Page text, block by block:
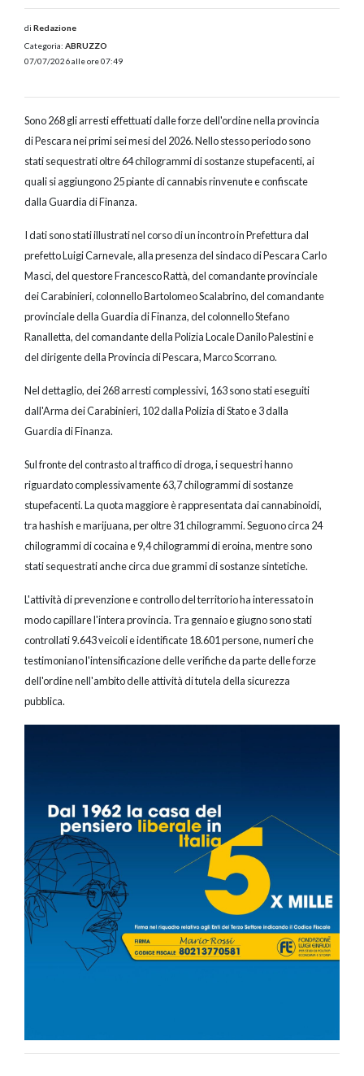
di Redazione
Categoria: ABRUZZO
07/07/2026 alle ore 07:49
Sono 268 gli arresti effettuati dalle forze dell'ordine nella provincia
di Pescara nei primi sei mesi del 2026. Nello stesso periodo sono
stati sequestrati oltre 64 chilogrammi di sostanze stupefacenti, ai
quali si aggiungono 25 piante di cannabis rinvenute e confiscate
dalla Guardia di Finanza.
I dati sono stati illustrati nel corso di un incontro in Prefettura dal
prefetto Luigi Carnevale, alla presenza del sindaco di Pescara Carlo
Masci, del questore Francesco Rattà, del comandante provinciale
dei Carabinieri, colonnello Bartolomeo Scalabrino, del comandante
provinciale della Guardia di Finanza, del colonnello Stefano
Ranalletta, del comandante della Polizia Locale Danilo Palestini e
del dirigente della Provincia di Pescara, Marco Scorrano.
Nel dettaglio, dei 268 arresti complessivi, 163 sono stati eseguiti
dall'Arma dei Carabinieri, 102 dalla Polizia di Stato e 3 dalla
Guardia di Finanza.
Sul fronte del contrasto al traffico di droga, i sequestri hanno
riguardato complessivamente 63,7 chilogrammi di sostanze
stupefacenti. La quota maggiore è rappresentata dai cannabinoidi,
tra hashish e marijuana, per oltre 31 chilogrammi. Seguono circa 24
chilogrammi di cocaina e 9,4 chilogrammi di eroina, mentre sono
stati sequestrati anche circa due grammi di sostanze sintetiche.
L'attività di prevenzione e controllo del territorio ha interessato in
modo capillare l'intera provincia. Tra gennaio e giugno sono stati
controllati 9.643 veicoli e identificate 18.601 persone, numeri che
testimoniano l'intensificazione delle verifiche da parte delle forze
dell'ordine nell'ambito delle attività di tutela della sicurezza
pubblica.